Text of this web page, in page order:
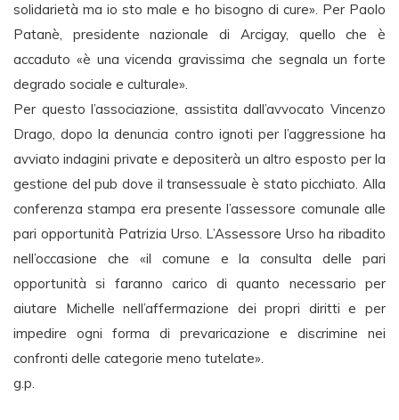
solidarietà ma io sto male e ho bisogno di cure». Per Paolo
Patanè, presidente nazionale di Arcigay, quello che è
accaduto «è una vicenda gravissima che segnala un forte
degrado sociale e culturale».
Per questo l’associazione, assistita dall’avvocato Vincenzo
Drago, dopo la denuncia contro ignoti per l’aggressione ha
avviato indagini private e depositerà un altro esposto per la
gestione del pub dove il transessuale è stato picchiato. Alla
conferenza stampa era presente l’assessore comunale alle
pari opportunità Patrizia Urso. L’Assessore Urso ha ribadito
nell’occasione che «il comune e la consulta delle pari
opportunità si faranno carico di quanto necessario per
aiutare Michelle nell’affermazione dei propri diritti e per
impedire ogni forma di prevaricazione e discrimine nei
confronti delle categorie meno tutelate».
g.p.